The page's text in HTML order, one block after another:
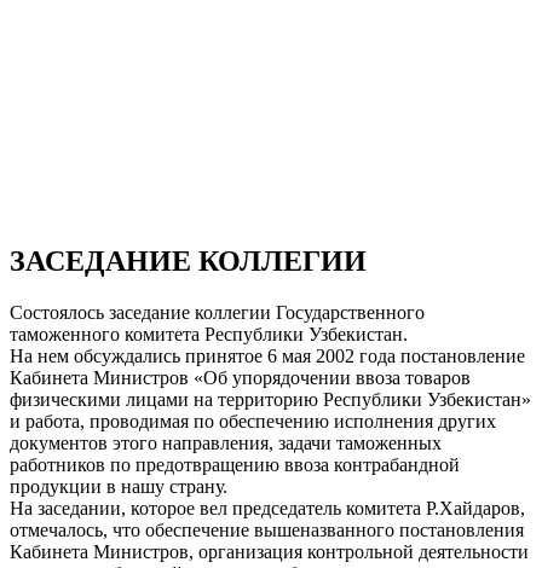
ЗАСЕДАНИЕ КОЛЛЕГИИ
Состоялось заседание коллегии Государственного
таможенного комитета Республики Узбекистан.
На нем обсуждались принятое 6 мая 2002 года постановление
Кабинета Министров «Об упорядочении ввоза товаров
физическими лицами на территорию Республики Узбекистан»
и работа, проводимая по обеспечению исполнения других
документов этого направления, задачи таможенных
работников по предотвращению ввоза контрабандной
продукции в нашу страну.
На заседании, которое вел председатель комитета Р.Хайдаров,
отмечалось, что обеспечение вышеназванного постановления
Кабинета Министров, организация контрольной деятельности